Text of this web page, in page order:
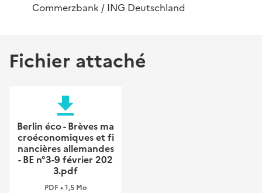
Commerzbank / ING Deutschland
Fichier attaché
file_download
Berlin éco - Brèves ma
croéconomiques et fi
nancières allemandes
- BE n°3-9 février 202
3.pdf
PDF • 1,5 Mo